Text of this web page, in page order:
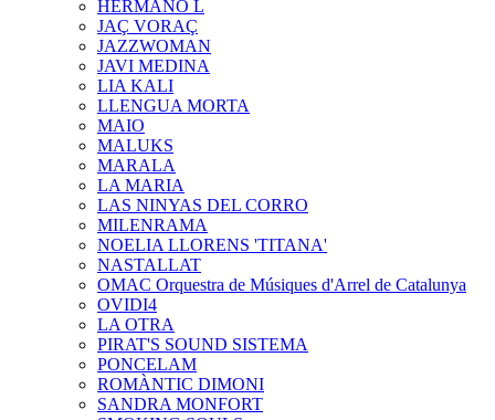
HERMANO L
JAÇ VORAÇ
JAZZWOMAN
JAVI MEDINA
LIA KALI
LLENGUA MORTA
MAIO
MALUKS
MARALA
LA MARIA
LAS NINYAS DEL CORRO
MILENRAMA
NOELIA LLORENS 'TITANA'
NASTALLAT
OMAC Orquestra de Músiques d'Arrel de Catalunya
OVIDI4
LA OTRA
PIRAT'S SOUND SISTEMA
PONCELAM
ROMÀNTIC DIMONI
SANDRA MONFORT